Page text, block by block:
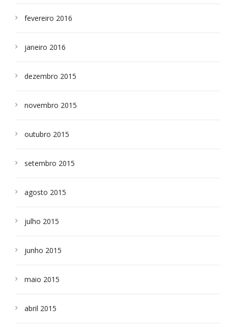
fevereiro 2016
janeiro 2016
dezembro 2015
novembro 2015
outubro 2015
setembro 2015
agosto 2015
julho 2015
junho 2015
maio 2015
abril 2015